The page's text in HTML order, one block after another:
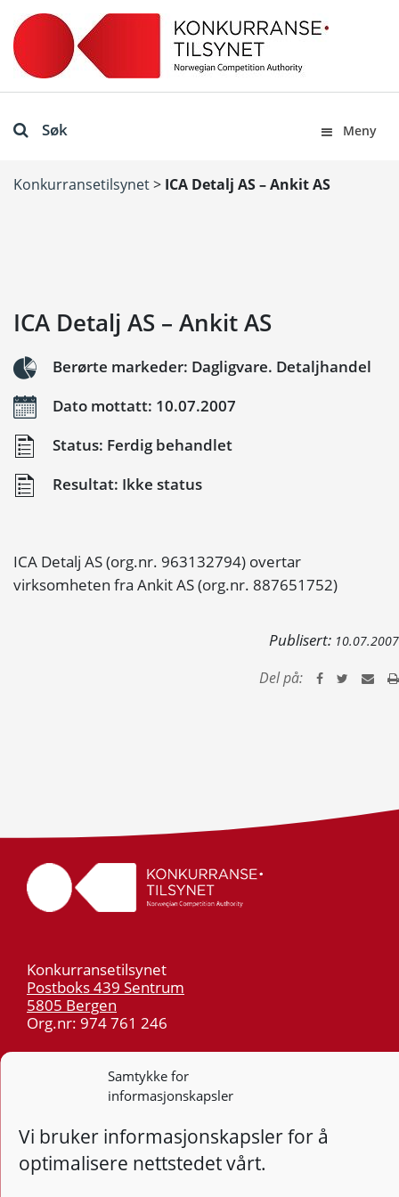
Samtykke for
informasjonskapsler
Vi bruker informasjonskapsler for å
optimalisere nettstedet vårt.
Søk Meny
Konkurransetilsynet> ICA Detalj AS – Ankit AS
ICA Detalj AS – Ankit AS
Berørte markeder: Dagligvare. Detaljhandel
Dato mottatt: 10.07.2007
Status: Ferdig behandlet
Resultat: Ikke status
ICA Detalj AS (org.nr. 963132794) overtar
virksomheten fra Ankit AS (org.nr. 887651752)
Publisert: 10.07.2007
Del på:
Konkurransetilsynet
Postboks 439 Sentrum
5805 Bergen
Org.nr: 974 761 246
55 59 75 00
post@kt.no